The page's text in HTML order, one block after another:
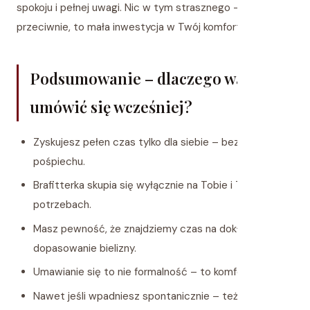
spokoju i pełnej uwagi. Nic w tym strasznego – a wręcz
przeciwnie, to mała inwestycja w Twój komfort.
Podsumowanie – dlaczego warto
umówić się wcześniej?
Zyskujesz pełen czas tylko dla siebie – bez kolejek i
pośpiechu.
Brafitterka skupia się wyłącznie na Tobie i Twoich
potrzebach.
Masz pewność, że znajdziemy czas na dokładne
dopasowanie bielizny.
Umawianie się to nie formalność – to komfort i spokój.
Nawet jeśli wpadniesz spontanicznie – też postaramy